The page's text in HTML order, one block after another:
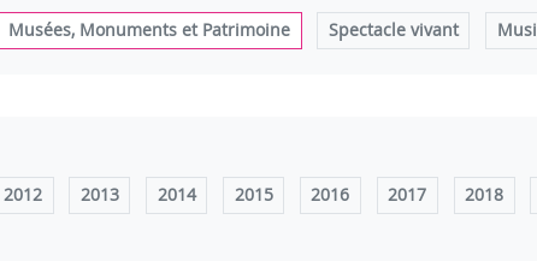
Musées, Monuments et Patrimoine Spectacle vivant
2012 2013 2014 2015 2016 2017 2018